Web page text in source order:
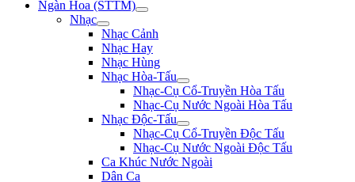
Ngàn Hoa (STTM)
Nhạc
Nhạc Cảnh
Nhạc Hay
Nhạc Hùng
Nhạc Hòa-Tấu
Nhạc-Cụ Cổ-Truyền Hòa Tấu
Nhạc-Cụ Nước Ngoài Hòa Tấu
Nhạc Độc-Tấu
Nhạc-Cụ Cổ-Truyền Độc Tấu
Nhạc-Cụ Nước Ngoài Độc Tấu
Ca Khúc Nước Ngoài
Dân Ca